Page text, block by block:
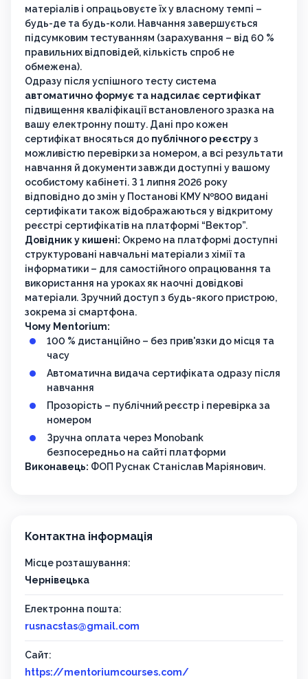
матеріалів і опрацьовуєте їх у власному темпі –
будь-де та будь-коли. Навчання завершується
підсумковим тестуванням (зарахування – від 60 %
правильних відповідей, кількість спроб не
обмежена).
Одразу після успішного тесту система
автоматично формує та надсилає сертифікат
підвищення кваліфікації встановленого зразка на
вашу електронну пошту. Дані про кожен
сертифікат вносяться до публічного реєструз
можливістю перевірки за номером, а всі результати
навчання й документи завжди доступні у вашому
особистому кабінеті. З 1 липня 2026 року
відповідно до змін у Постанові КМУ №800 видані
сертифікати також відображаються у відкритому
реєстрі сертифікатів на платформі “Вектор”.
Довідник у кишені: Окремо на платформі доступні
структуровані навчальні матеріали з хімії та
інформатики – для самостійного опрацювання та
використання на уроках як наочні довідкові
матеріали. Зручний доступ з будь-якого пристрою,
зокрема зі смартфона.
Чому Mentorium:
100 % дистанційно – без прив'язки до місця та
часу
Автоматична видача сертифіката одразу після
навчання
Прозорість – публічний реєстр і перевірка за
номером
Зручна оплата через Monobank
безпосередньо на сайті платформи
Виконавець: ФОП Руснак Станіслав Маріянович.
Контактна інформація
Місце розташування:
Чернівецька
Електронна пошта:
rusnacstas@gmail.com
Сайт:
https://mentoriumcourses.com/